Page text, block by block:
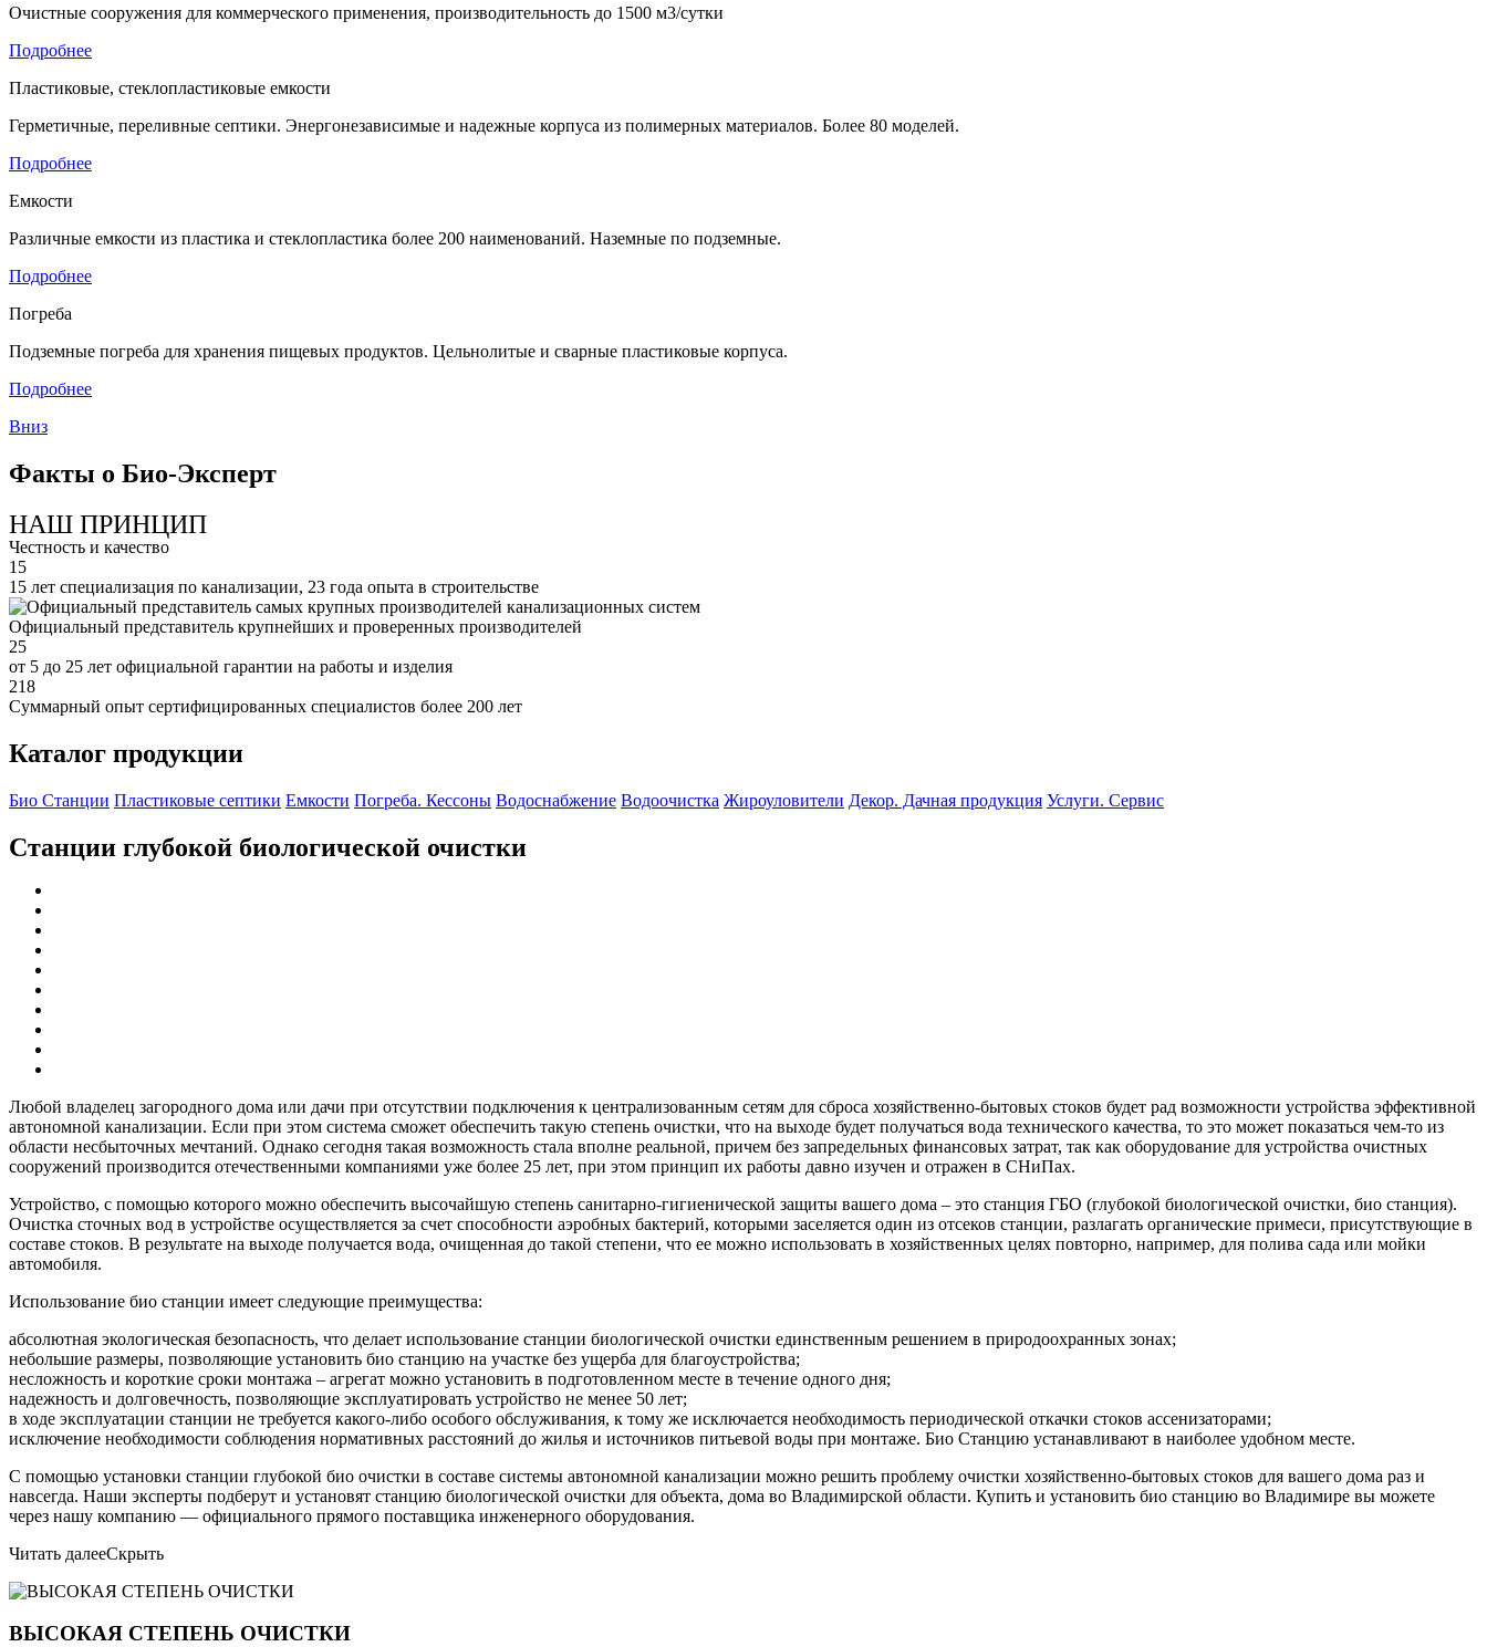
Очистные сооружения для коммерческого применения, производительность до 1500 м3/сутки
Подробнее
Пластиковые, стеклопластиковые емкости
Герметичные, переливные септики. Энергонезависимые и надежные корпуса из полимерных материалов. Более 80 моделей.
Подробнее
Емкости
Различные емкости из пластика и стеклопластика более 200 наименований. Наземные по подземные.
Подробнее
Погреба
Подземные погреба для хранения пищевых продуктов. Цельнолитые и сварные пластиковые корпуса.
Подробнее
Вниз
Факты о Био-Эксперт
НАШ ПРИНЦИП
Честность и качество
15
15 лет специализация по канализации, 23 года опыта в строительстве
Официальный представитель крупнейших и проверенных производителей
25
от 5 до 25 лет официальной гарантии на работы и изделия
218
Суммарный опыт сертифицированных специалистов более 200 лет
Каталог продукции
Био Станции Пластиковые септики Емкости Погреба. Кессоны Водоснабжение Водоочистка Жироуловители Декор. Дачная продукция Услуги. Сервис
Станции глубокой биологической очистки
Любой владелец загородного дома или дачи при отсутствии подключения к централизованным сетям для сброса хозяйственно-бытовых стоков будет рад возможности устройства эффективной
автономной канализации. Если при этом система сможет обеспечить такую степень очистки, что на выходе будет получаться вода технического качества, то это может показаться чем-то из
области несбыточных мечтаний. Однако сегодня такая возможность стала вполне реальной, причем без запредельных финансовых затрат, так как оборудование для устройства очистных
сооружений производится отечественными компаниями уже более 25 лет, при этом принцип их работы давно изучен и отражен в СНиПах.
Устройство, с помощью которого можно обеспечить высочайшую степень санитарно-гигиенической защиты вашего дома – это станция ГБО (глубокой биологической очистки, био станция).
Очистка сточных вод в устройстве осуществляется за счет способности аэробных бактерий, которыми заселяется один из отсеков станции, разлагать органические примеси, присутствующие в
составе стоков. В результате на выходе получается вода, очищенная до такой степени, что ее можно использовать в хозяйственных целях повторно, например, для полива сада или мойки
автомобиля.
Использование био станции имеет следующие преимущества:
абсолютная экологическая безопасность, что делает использование станции биологической очистки единственным решением в природоохранных зонах;
небольшие размеры, позволяющие установить био станцию на участке без ущерба для благоустройства;
несложность и короткие сроки монтажа – агрегат можно установить в подготовленном месте в течение одного дня;
надежность и долговечность, позволяющие эксплуатировать устройство не менее 50 лет;
в ходе эксплуатации станции не требуется какого-либо особого обслуживания, к тому же исключается необходимость периодической откачки стоков ассенизаторами;
исключение необходимости соблюдения нормативных расстояний до жилья и источников питьевой воды при монтаже. Био Станцию устанавливают в наиболее удобном месте.
С помощью установки станции глубокой био очистки в составе системы автономной канализации можно решить проблему очистки хозяйственно-бытовых стоков для вашего дома раз и
навсегда. Наши эксперты подберут и установят станцию биологической очистки для объекта, дома во Владимирской области. Купить и установить био станцию во Владимире вы можете
через нашу компанию — официального прямого поставщика инженерного оборудования.
Читать далееСкрыть
ВЫСОКАЯ СТЕПЕНЬ ОЧИСТКИ